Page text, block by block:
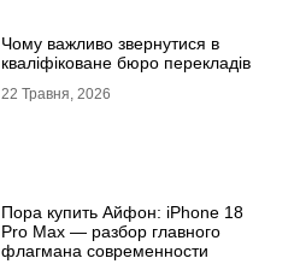
Чому важливо звернутися в
кваліфіковане бюро перекладів
22 Травня, 2026
Пора купить Айфон: iPhone 18
Pro Max — разбор главного
флагмана современности